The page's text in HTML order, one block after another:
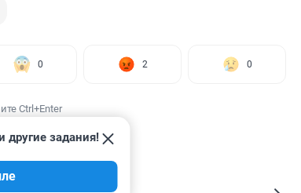
0 2 0
Ctrl+Enter
другие задания!